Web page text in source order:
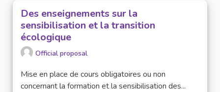
Des enseignements sur la
sensibilisation et la transition
écologique
Official proposal
Mise en place de cours obligatoires ou non
concernant la formation et la sensibilisation des...